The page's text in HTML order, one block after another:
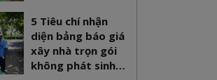
5 Tiêu chí nhận
diện bảng báo giá
xây nhà trọn gói
không phát sinh